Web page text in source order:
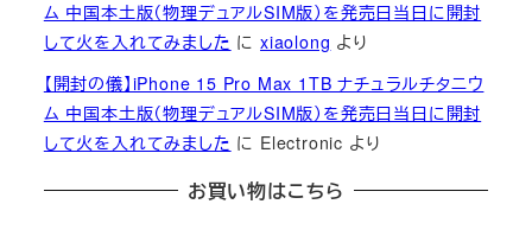
ム 中国本土版（物理デュアルSIM版）を発売日当日に開封
して火を入れてみました にxiaolong より
【開封の儀】iPhone 15 Pro Max 1TB ナチュラルチタニウ
ム 中国本土版（物理デュアルSIM版）を発売日当日に開封
して火を入れてみました に Electronic より
お買い物はこちら